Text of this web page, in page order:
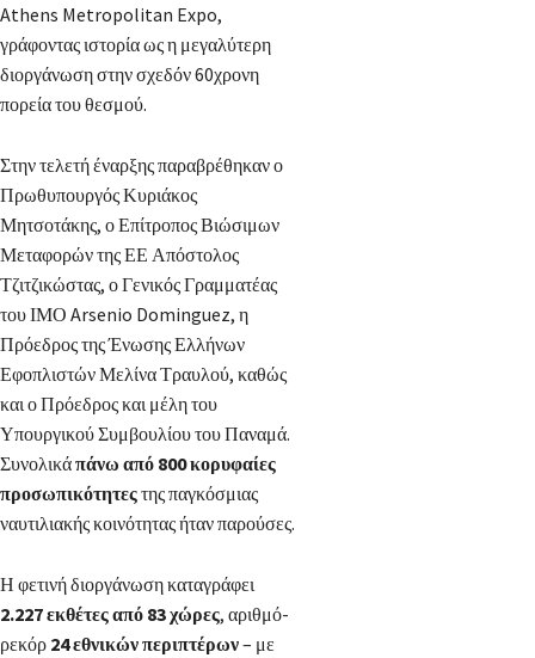
Athens Metropolitan Expo,
γράφοντας ιστορία ως η μεγαλύτερη
διοργάνωση στην σχεδόν 60χρονη
πορεία του θεσμού.
Στην τελετή έναρξης παραβρέθηκαν ο
Πρωθυπουργός Κυριάκος
Μητσοτάκης, ο Επίτροπος Βιώσιμων
Μεταφορών της ΕΕ Απόστολος
Τζιτζικώστας, ο Γενικός Γραμματέας
του ΙΜΟ Arsenio Dominguez, η
Πρόεδρος της Ένωσης Ελλήνων
Εφοπλιστών Μελίνα Τραυλού, καθώς
και ο Πρόεδρος και μέλη του
Υπουργικού Συμβουλίου του Παναμά.
Συνολικάπάνω από 800 κορυφαίες
προσωπικότητεςτης παγκόσμιας
ναυτιλιακής κοινότητας ήταν παρούσες.
Η φετινή διοργάνωση καταγράφει
2.227 εκθέτες από 83 χώρες, αριθμό-
ρεκόρ 24 εθνικών περιπτέρων– με